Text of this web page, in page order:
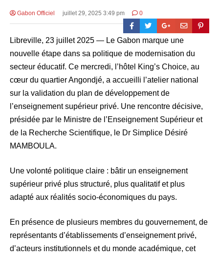
Gabon Officiel juillet 29, 2025 3:49 pm 0
Libreville, 23 juillet 2025 — Le Gabon marque une
nouvelle étape dans sa politique de modernisation du
secteur éducatif. Ce mercredi, l’hôtel King’s Choice, au
cœur du quartier Angondjé, a accueilli l’atelier national
sur la validation du plan de développement de
l’enseignement supérieur privé. Une rencontre décisive,
présidée par le Ministre de l’Enseignement Supérieur et
de la Recherche Scientifique, le Dr Simplice Désiré
MAMBOULA.
Une volonté politique claire : bâtir un enseignement
supérieur privé plus structuré, plus qualitatif et plus
adapté aux réalités socio-économiques du pays.
En présence de plusieurs membres du gouvernement, de
représentants d’établissements d’enseignement privé,
d’acteurs institutionnels et du monde académique, cet